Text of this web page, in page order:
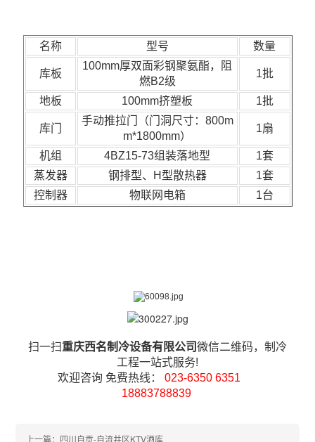
名称 型号 数量
库板
100mm厚双面彩钢聚氨酯，
阻
燃B2级
1批
地板 100mm挤塑板 1批
库门
手动推拉门（门洞尺寸：800m
m*1800mm）
1扇
机组 4BZ15-73组装落地型
1套
蒸发器
钢排型、H型散热器
1套
控制器
物联网电箱 1台
扫一扫重庆西名制冷设备有限公司微信二维码，制冷
工程一站式服务!
欢迎咨询 免费热线：
023-6350 6351
18883788839
上一篇：四川自贡-自流井区KTV酒库